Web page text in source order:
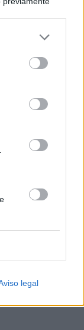
algún
de
se aplicarán
sitio web o
legal